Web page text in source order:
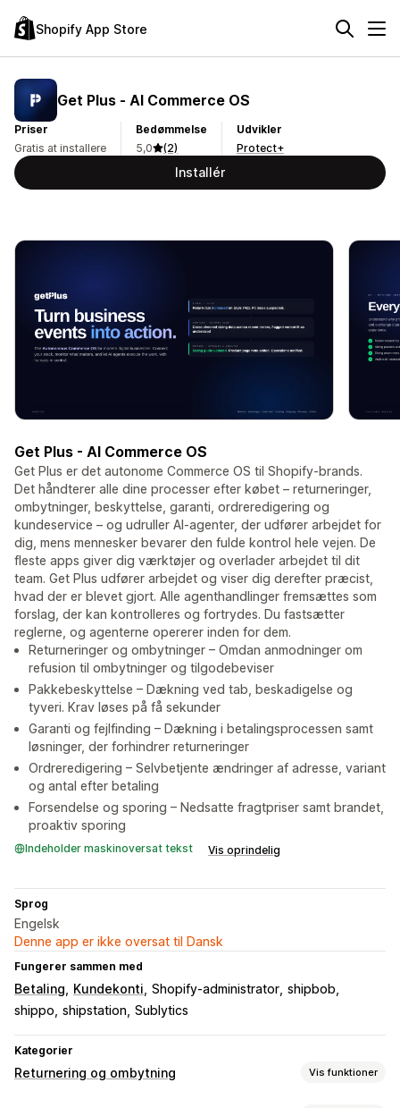
Shopify App Store
Get Plus ‑ AI Commerce OS
Priser
Gratis at installere
Bedømmelse
5,0
(2)
Udvikler
Protect+
Installér
Get Plus - AI Commerce OS
Get Plus er det autonome Commerce OS til Shopify-brands.
Det håndterer alle dine processer efter købet – returneringer,
ombytninger, beskyttelse, garanti, ordreredigering og
kundeservice – og udruller AI-agenter, der udfører arbejdet for
dig, mens mennesker bevarer den fulde kontrol hele vejen. De
fleste apps giver dig værktøjer og overlader arbejdet til dit
team. Get Plus udfører arbejdet og viser dig derefter præcist,
hvad der er blevet gjort. Alle agenthandlinger fremsættes som
forslag, der kan kontrolleres og fortrydes. Du fastsætter
reglerne, og agenterne opererer inden for dem.
Returneringer og ombytninger – Omdan anmodninger om
refusion til ombytninger og tilgodebeviser
Pakkebeskyttelse – Dækning ved tab, beskadigelse og
tyveri. Krav løses på få sekunder
Garanti og fejlfinding – Dækning i betalingsprocessen samt
løsninger, der forhindrer returneringer
Ordreredigering – Selvbetjente ændringer af adresse, variant
og antal efter betaling
Forsendelse og sporing – Nedsatte fragtpriser samt brandet,
proaktiv sporing
Indeholder maskinoversat tekst Vis oprindelig
Sprog
Engelsk
Denne app er ikke oversat til Dansk
Fungerer sammen med
Betaling Kundekonti Shopify-administrator shipbob
shippo shipstation Sublytics
Kategorier
Returnering og ombytning Vis funktioner